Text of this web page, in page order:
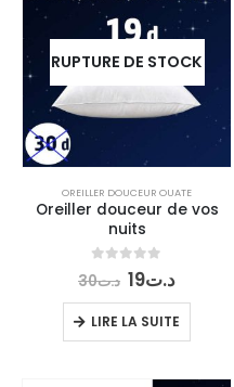
RUPTURE DE STOCK
OREILLER DOUCEUR OUATE
Oreiller douceur de vos
nuits
out of 5
د.ت30 Le
prix
initial
était :
د.ت30.
د.ت19 Le
actuel
est :
LIRE LA SUITE